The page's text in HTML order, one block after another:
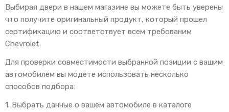
Выбирая двери в нашем магазине вы можете быть уверены
что получите оригинальный продукт, который прошел
сертификацию и соответствует всем требованим
Chevrolet.
Для проверки совместимости выбранной позиции с вашим
автомобилем вы модете использовать несколько
способов подбора:
1. Выбрать данные о вашем автомобиле в каталоге